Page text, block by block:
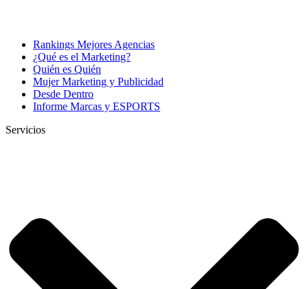
Rankings Mejores Agencias
¿Qué es el Marketing?
Quién es Quién
Mujer Marketing y Publicidad
Desde Dentro
Informe Marcas y ESPORTS
Servicios